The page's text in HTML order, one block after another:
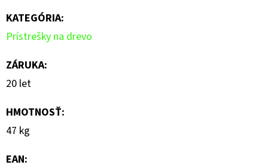
KATEGÓRIA:
Prístrešky na drevo
ZÁRUKA:
20 let
HMOTNOSŤ:
47 kg
EAN: